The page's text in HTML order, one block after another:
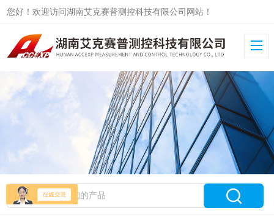
您好！欢迎访问湖南艾克赛普测控科技有限公司网站！